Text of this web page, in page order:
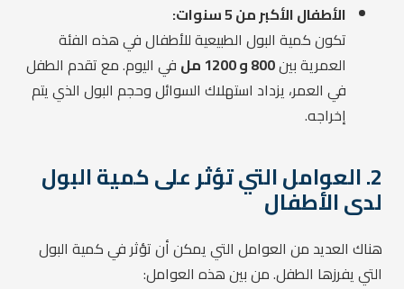
الأطفال الأكبر من 5 سنوات:
تكون كمية البول الطبيعية للأطفال في هذه الفئة
العمرية بين800 و 1200 مل
في اليوم. مع تقدم الطفل
في العمر، يزداد استهلاك السوائل وحجم البول الذي يتم
إخراجه.
2. العوامل التي تؤثر على كمية البول
لدى الأطفال
هناك العديد من العوامل التي يمكن أن تؤثر في كمية البول
التي يفرزها الطفل. من بين هذه العوامل: